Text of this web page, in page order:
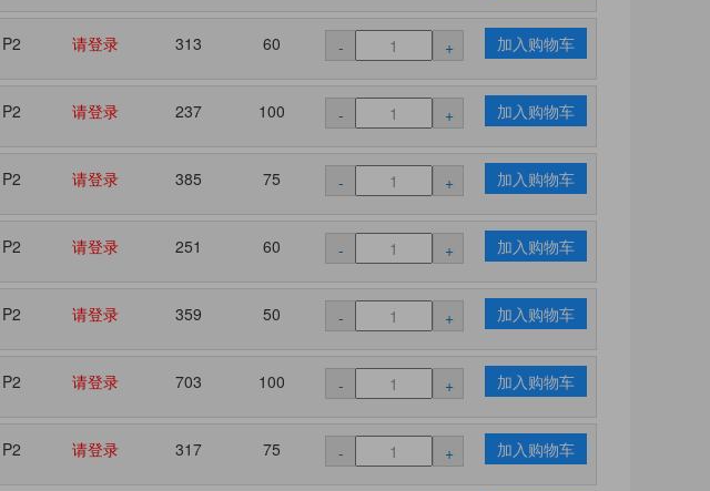
P2 请登录 313 60 - + 加入购物车
P2 请登录 237 100 - + 加入购物车
P2 请登录 385 75 - + 加入购物车
P2 请登录 251 60 - + 加入购物车
P2 请登录 359 50 - + 加入购物车
P2 请登录 703 100 - + 加入购物车
P2 请登录 317 75 - + 加入购物车